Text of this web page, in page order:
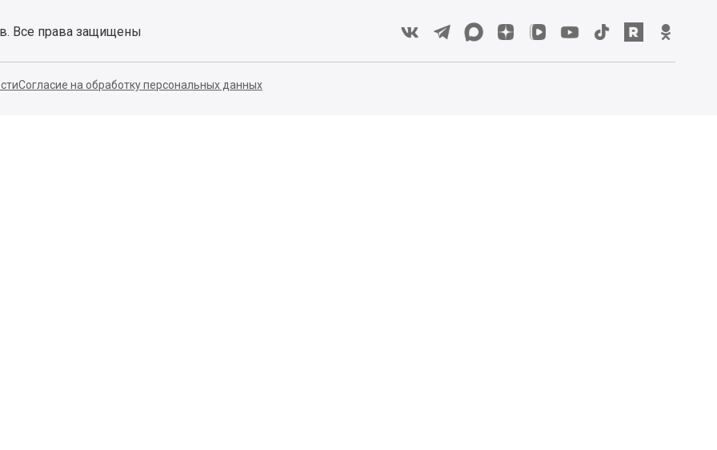
Все права защищены
Согласие на обработку персональных данных